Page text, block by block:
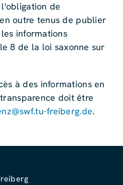
l'obligation de
outre tenus de publier
informations
8 de la loi saxonne sur
à des informations en
doit être
freiberg.de.